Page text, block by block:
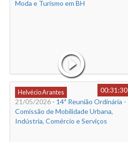
Moda e Turismo em BH
Helvécio Arantes
00:31:30
21/05/2026 - 14ª Reunião Ordinária -
Comissão de Mobilidade Urbana,
Indústria, Comércio e Serviços